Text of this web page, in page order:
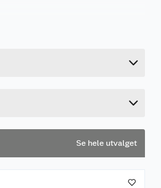
Se hele utvalget